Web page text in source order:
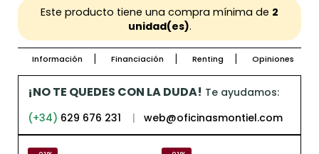
Este producto tiene una compra mínima de 2
unidad(es).
Información Financiación Renting Opiniones
¡NO TE QUEDES CON LA DUDA! Te ayudamos:
(+34) 629 676 231 | web@oficinasmontiel.com